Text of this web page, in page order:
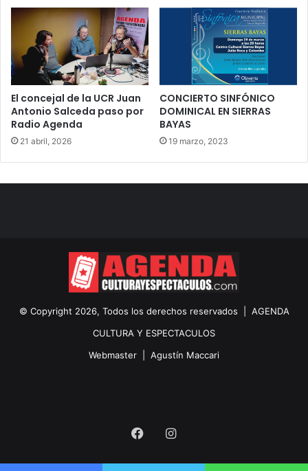
El concejal de la UCR Juan
Antonio Salceda paso por
Radio Agenda
21 abril, 2026
CONCIERTO SINFÓNICO
DOMINICAL EN SIERRAS
BAYAS
19 marzo, 2023
© Copyright 2026, Todos los derechos reservados | AGENDA
CULTURA Y ESPECTACULOS
Webmaster | Agustín Maccari